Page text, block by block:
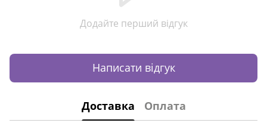
Додайте перший відгук
Написати відгук
Доставка Оплата